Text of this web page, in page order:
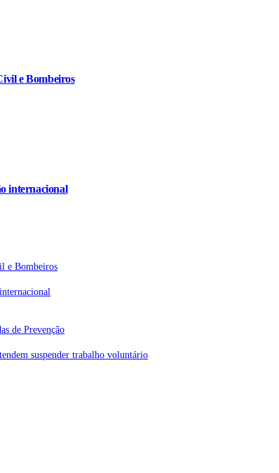
e Bombeiros
internacional
e Bombeiros
de Prevenção
suspender trabalho voluntário